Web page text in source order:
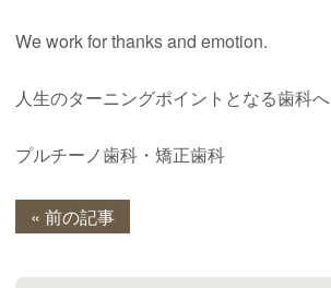
We work for thanks and emotion.
人生のターニングポイントとなる歯科へ
プルチーノ歯科・矯正歯科
« 前の記事